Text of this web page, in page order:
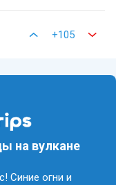
+105
на вулкане
Синие огни и